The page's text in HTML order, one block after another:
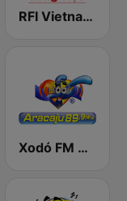
RFI Vietnam Tiếng Việt
Xodó FM Aracaju